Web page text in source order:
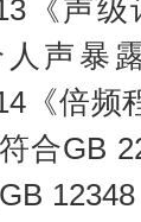
《声
人声暴
《倍
合GB